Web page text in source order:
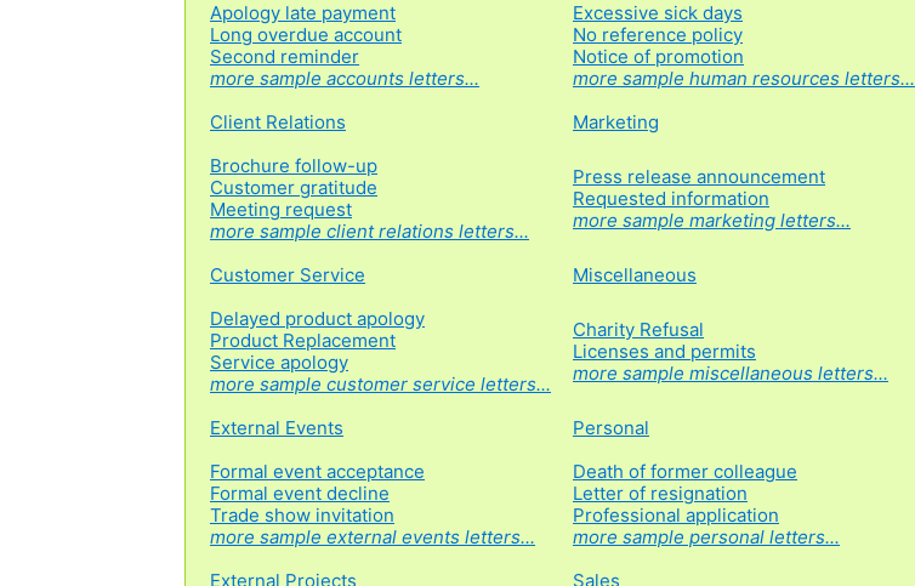
Apology late payment
Long overdue account
Second reminder
more sample accounts letters...
Excessive sick days
No reference policy
Notice of promotion
more sample human resources letters...
Client Relations
Marketing
Brochure follow-up
Customer gratitude
Meeting request
more sample client relations letters...
Press release announcement
Requested information
more sample marketing letters...
Customer Service
Miscellaneous
Delayed product apology
Product Replacement
Service apology
more sample customer service letters...
Charity Refusal
Licenses and permits
more sample miscellaneous letters...
External Events
Personal
Formal event acceptance
Formal event decline
Trade show invitation
more sample external events letters...
Death of former colleague
Letter of resignation
Professional application
more sample personal letters...
External Projects
Sales